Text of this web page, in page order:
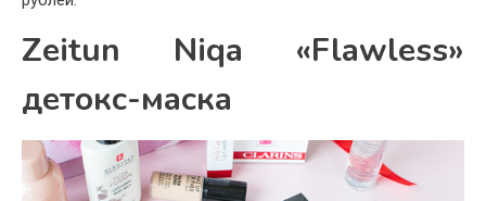
Zeitun Niqa «Flawless»
детокс-маска